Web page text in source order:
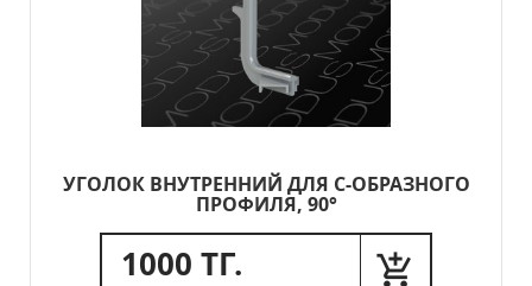
УГОЛОК ВНУТРЕННИЙ ДЛЯ С-ОБРАЗНОГО
ПРОФИЛЯ, 90°
1000 ТГ.